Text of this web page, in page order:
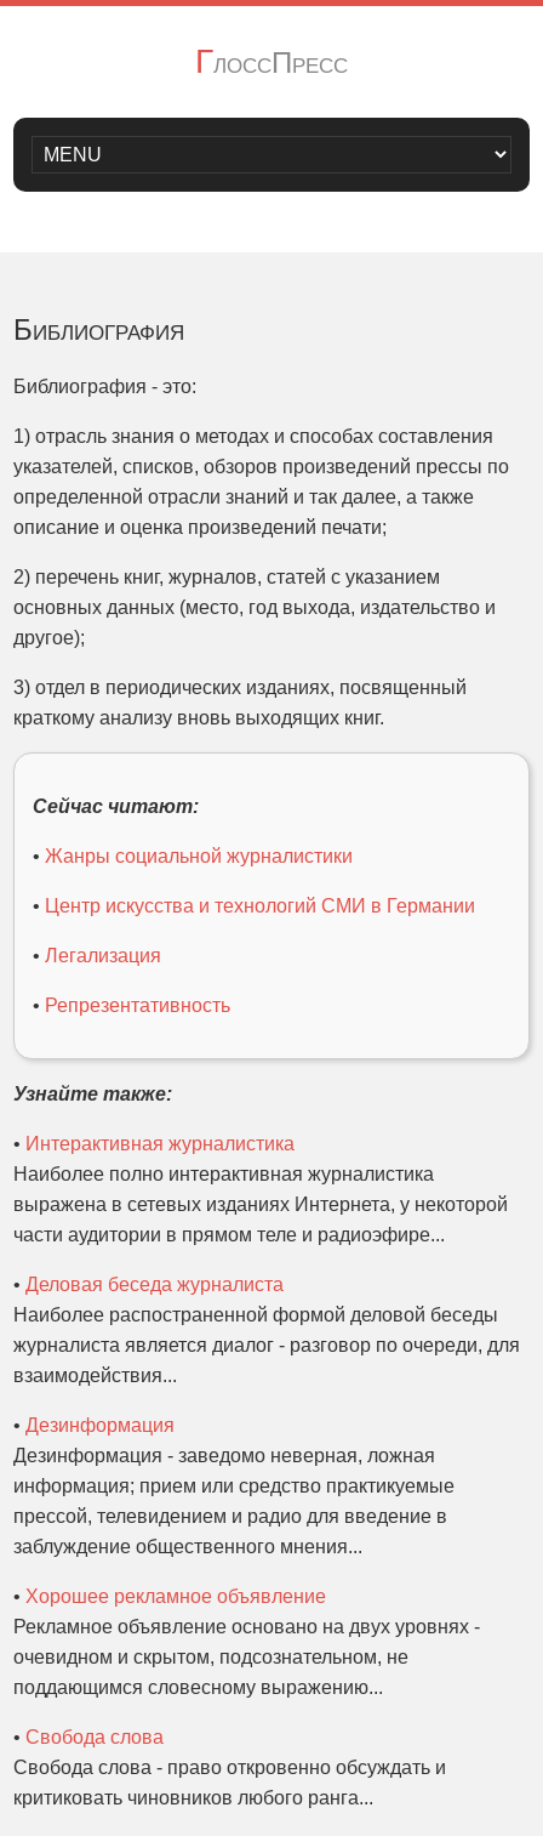
ГлоссПресс
Библиография
Библиография - это:
1) отрасль знания о методах и способах составления
указателей, списков, обзоров произведений прессы по
определенной отрасли знаний и так далее, а также
описание и оценка произведений печати;
2) перечень книг, журналов, статей с указанием
основных данных (место, год выхода, издательство и
другое);
3) отдел в периодических изданиях, посвященный
краткому анализу вновь выходящих книг.
Сейчас читают:
• Жанры социальной журналистики
• Центр искусства и технологий СМИ в Германии
•Легализация
• Репрезентативность
Узнайте также:
• Интерактивная журналистика
Наиболее полно интерактивная журналистика
выражена в сетевых изданиях Интернета, у некоторой
части аудитории в прямом теле и радиоэфире...
•Деловая беседа журналиста
Наиболее распостраненной формой деловой беседы
журналиста является диалог - разговор по очереди, для
взаимодействия...
•Дезинформация
Дезинформация - заведомо неверная, ложная
информация; прием или средство практикуемые
прессой, телевидением и радио для введение в
заблуждение общественного мнения...
• Хорошее рекламное объявление
Рекламное объявление основано на двух уровнях -
очевидном и скрытом, подсознательном, не
поддающимся словесному выражению...
•Свобода слова
Свобода слова - право откровенно обсуждать и
критиковать чиновников любого ранга...